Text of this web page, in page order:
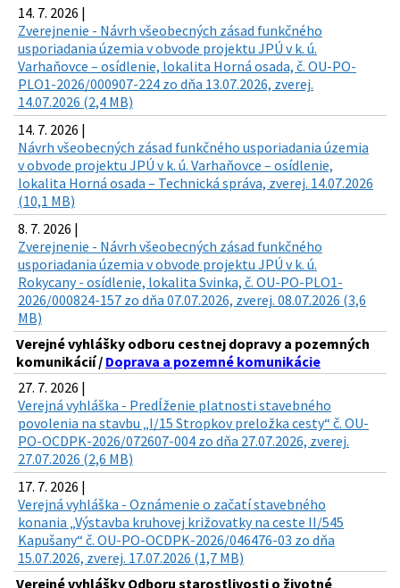
14. 7. 2026 |
Zverejnenie - Návrh všeobecných zásad funkčného
usporiadania územia v obvode projektu JPÚ v k. ú.
Varhaňovce – osídlenie, lokalita Horná osada, č. OU-PO-
PLO1-2026/000907-224 zo dňa 13.07.2026, zverej.
14.07.2026 (2,4 MB)
14. 7. 2026 |
Návrh všeobecných zásad funkčného usporiadania územia
v obvode projektu JPÚ v k. ú. Varhaňovce – osídlenie,
lokalita Horná osada – Technická správa, zverej. 14.07.2026
(10,1 MB)
8. 7. 2026 |
Zverejnenie - Návrh všeobecných zásad funkčného
usporiadania územia v obvode projektu JPÚ v k. ú.
Rokycany - osídlenie, lokalita Svinka, č. OU-PO-PLO1-
2026/000824-157 zo dňa 07.07.2026, zverej. 08.07.2026 (3,6
MB)
Verejné vyhlášky odboru cestnej dopravy a pozemných
komunikácií / Doprava a pozemné komunikácie
27. 7. 2026 |
Verejná vyhláška - Predĺženie platnosti stavebného
povolenia na stavbu „I/15 Stropkov preložka cesty“ č. OU-
PO-OCDPK-2026/072607-004 zo dňa 27.07.2026, zverej.
27.07.2026 (2,6 MB)
17. 7. 2026 |
Verejná vyhláška - Oznámenie o začatí stavebného
konania „Výstavba kruhovej križovatky na ceste II/545
Kapušany“ č. OU-PO-OCDPK-2026/046476-03 zo dňa
15.07.2026, zverej. 17.07.2026 (1,7 MB)
Verejné vyhlášky Odboru starostlivosti o životné